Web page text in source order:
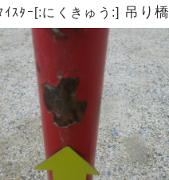
ｽﾀｰ[:にくきゅう:] 吊り橋